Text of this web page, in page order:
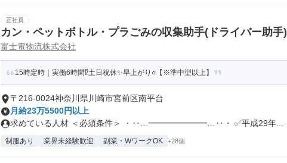
正社員
カン・ペットボトル・プラごみの収集助手(ドライバー助手)
富士電物流株式会社
15時定時｜実働6時間⁉土日祝休✨早上がり○【※準中型以上】
〒216-0024神奈川県川崎市宮前区南平台
月給23万5500円以上
求めている人材 ＜必須条件＞ ・‥…━━━━━━━…‥・ ✅平成29年...
制服あり 業界未経験歓迎 副業・WワークOK +28個